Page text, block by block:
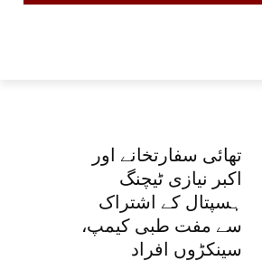
تھائی سفارتخانے اور
اکبر نیازی ٹیچنگ
ہسپتال کے اشتراک
سے مفت طبی کیمپ،
سینکڑوں افراد